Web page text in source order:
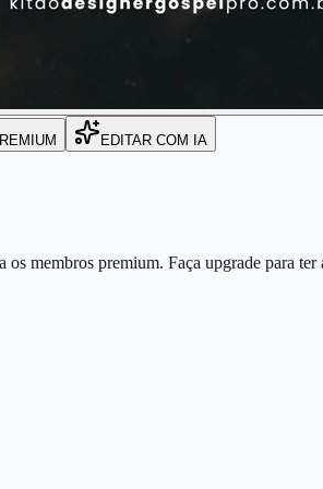
EDITAR COM IA
membros premium. Faça upgrade para